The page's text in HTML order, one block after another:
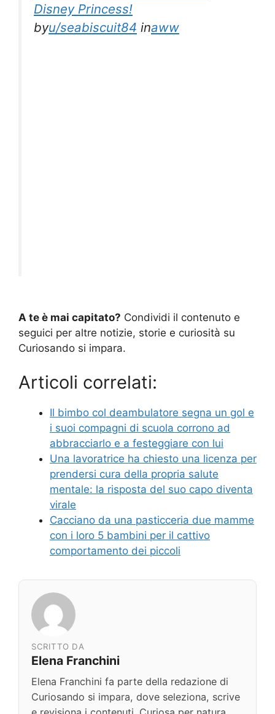
Disney Princess!
byu/seabiscuit84 inaww
A te è mai capitato? Condividi il contenuto e
seguici per altre notizie, storie e curiosità su
Curiosando si impara.
Articoli correlati:
Il bimbo col deambulatore segna un gol e
i suoi compagni di scuola corrono ad
abbracciarlo e a festeggiare con lui
Una lavoratrice ha chiesto una licenza per
prendersi cura della propria salute
mentale: la risposta del suo capo diventa
virale
Cacciano da una pasticceria due mamme
con i loro 5 bambini per il cattivo
comportamento dei piccoli
SCRITTO DA
Elena Franchini
Elena Franchini fa parte della redazione di
Curiosando si impara, dove seleziona, scrive